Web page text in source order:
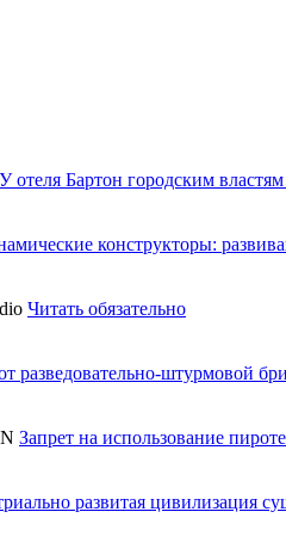
У отеля Бартон городским
конструкторы:
Читать обязательно
разведовательно-штурмовой
Запрет на использование
развитая цивилизация